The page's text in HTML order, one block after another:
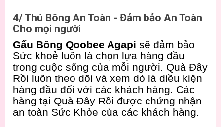
4/ Thú Bông An Toàn - Đảm bảo An Toàn
Cho mọi người
Gấu Bông Qoobee Agapi sẽ đảm bảo
Sức khoẻ luôn là chọn lựa hàng đầu
trong cuộc sống của mỗi người. Quà Đây
Rồi luôn theo dõi và xem đó là điều kiện
hàng đầu đối với các khách hàng. Các
hàng tại Quà Đây Rồi được chứng nhận
an toàn Sức Khỏe của các khách hàng.